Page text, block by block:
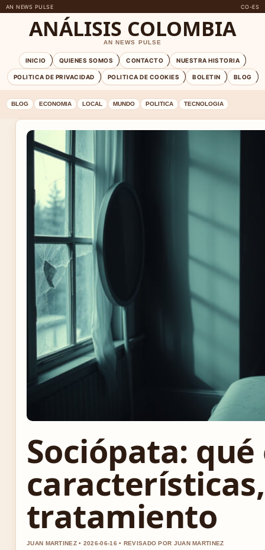
AN NEWS PULSE CO-ES
ANÁLISIS COLOMBIA
AN NEWS PULSE
INICIO QUIENES SOMOS CONTACTO NUESTRA HISTORIA
POLITICA DE PRIVACIDAD POLITICA DE COOKIES BOLETIN BLOG
BLOG ECONOMIA LOCAL MUNDO POLITICA TECNOLOGIA
Sociópata: qué
tratamiento
JUAN MARTINEZ • 2026-06-16 • REVISADO POR JUAN MARTINEZ